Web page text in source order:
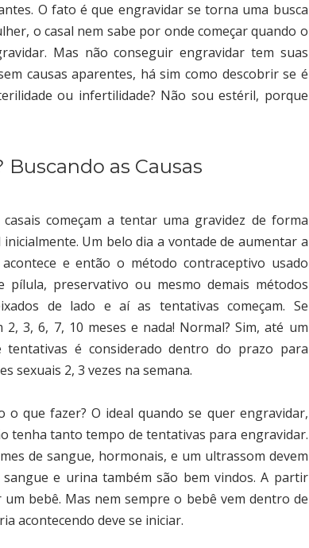
O fato é que engravidar se torna uma busca
o casal nem sabe por onde começar quando o
Mas não conseguir engravidar tem suas
causas aparentes, há sim como descobrir se é
ou infertilidade? Não sou estéril, porque
as Causas
começam a tentar uma gravidez de forma
Um belo dia a vontade de aumentar a
e então o método contraceptivo usado
pílula, preservativo ou mesmo demais métodos
de lado e aí as tentativas começam. Se
2, 3, 6, 7, 10 meses e nada! Normal? Sim, até um
tentativas é considerado dentro do prazo para
sexuais 2, 3 vezes na semana.
que fazer? O ideal quando se quer engravidar,
tenha tanto tempo de tentativas para engravidar.
de sangue, hormonais, e um ultrassom devem
e urina também são bem vindos. A partir
bebê. Mas nem sempre o bebê vem dentro de
acontecendo deve se iniciar.